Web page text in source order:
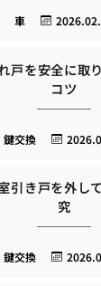
車
戸を安全に取
コツ
鍵交換
引き戸を外し
究
鍵交換